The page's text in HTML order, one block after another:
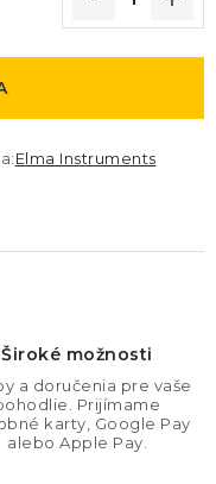
Elma Instruments
Široké možnosti
a doručenia pre vaše
Prijímame
karty, Google Pay
alebo Apple Pay.